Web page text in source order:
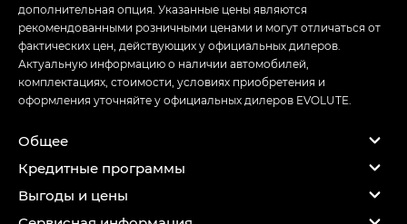
дополнительная опция. Указанные цены являются
рекомендованными розничными ценами и могут отличаться от
фактических цен, действующих у официальных дилеров.
Актуальную информацию о наличии автомобилей,
комплектациях, стоимости, условиях приобретения и
оформления уточняйте у официальных дилеров EVOLUTE.
Общее
Кредитные программы
Выгоды и цены